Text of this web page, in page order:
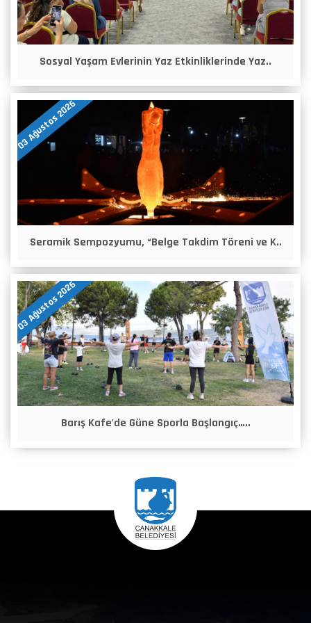
Sosyal Yaşam Evlerinin Yaz Etkinliklerinde Yaz..
03 Ağustos 2026
Seramik Sempozyumu, “Belge Takdim Töreni ve K..
03 Ağustos 2026
Barış Kafe'de Güne Sporla Başlangıç…..